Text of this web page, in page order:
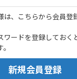
は、こちらから会員登
ワードを登録しておく